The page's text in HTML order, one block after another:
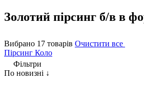
Золотий пірсинг б/в в
Вибрано 17 товарів Очистити все
Пірсинг Коло
Фільтри
По новизні ↓